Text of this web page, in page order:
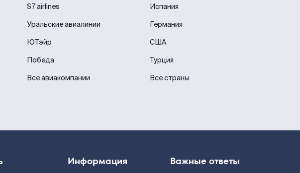
S7 airlines
Уральские авиалинии
ЮТэйр
Победа
Все авиакомпании
Испания
Германия
США
Турция
Все страны
Информация Важные ответы